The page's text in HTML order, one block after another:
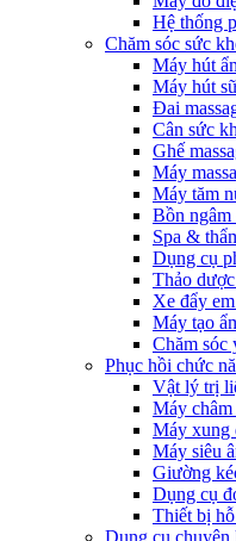
Hệ thống
Chăm sóc sức
Máy hút
Máy hút
Đai
Cân sức
Ghế
Máy
Máy tăm
Bồn ngâm
Spa &
Dụng cụ
Thảo
Xe đẩy
Máy tạo
Chăm sóc
Phục hồi chức
Vật lý trị
Máy châm
Máy xung
Máy siêu
Giường
Dụng cụ
Thiết bị
Dụng cụ chuyên